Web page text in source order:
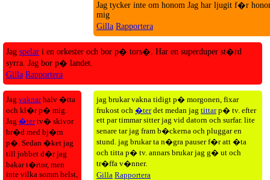
Jag tycker inte om honom Jag har ljugit f�r
mig
Gilla Rapportera
Jag spelar i en orkester och bor p� tors�. Har en superduper st�rd
syrra. Jag bor p� landet.
Gilla Rapportera
Jag vaknarhalv �tta
och kl�r p� mig.
Jag �tertv� skivor
br�d med bj�rn
p�. Sedan �ket jag
till jobbet d�r jag
bakar t�rtor, men
inte vilka somm helst,
jag brukar vakna tidigt p� morgonen, fixar
frukost och �terdet medan jag tittarp� tv. efter
ett par timmar sitter jag vid datorn och surfar. lite
senare tar jag fram b�ckerna och pluggar en
stund. jag brukar ta n�gra pauser f�r att �ta
och titta p� tv. annars brukar jag g� ut och
tr�ffa v�nner.
Gilla Rapportera